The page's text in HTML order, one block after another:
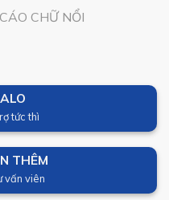
CHỮ NỔI
tức thì
THÊM
vấn viên